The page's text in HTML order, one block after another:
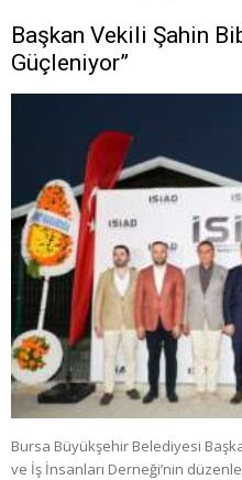
Başkan Vekili Şahin
Güçleniyor”
Bursa Büyükşehir Belediyesi
ve İş İnsanları Derneği’nin